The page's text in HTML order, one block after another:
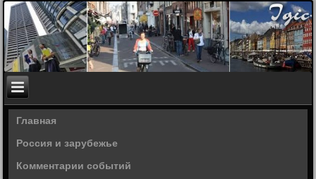
Главная
Россия и зарубежье
Комментарии событий